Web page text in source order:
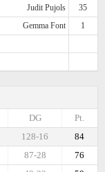
Judit Pujols
35
Gemma Font
1
Pt.
DG
84
128-16
76
87-28